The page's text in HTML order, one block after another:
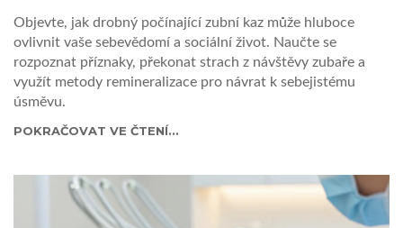
Objevte, jak drobný počínající zubní kaz může hluboce
ovlivnit vaše sebevědomí a sociální život. Naučte se
rozpoznat příznaky, překonat strach z návštěvy zubaře a
využít metody remineralizace pro návrat k sebejistému
úsměvu.
POKRAČOVAT VE ČTENÍ...